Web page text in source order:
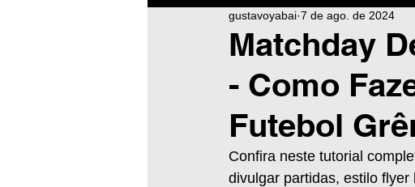
After Effects Android Destaques
Photoshop Top PicsArt WhatsApp
Inteligência Artificial
Matchday
- Como
Futebol
gustavoyabai 7 de ago. de 2024
Confira neste tutorial
divulgar partidas, estilo